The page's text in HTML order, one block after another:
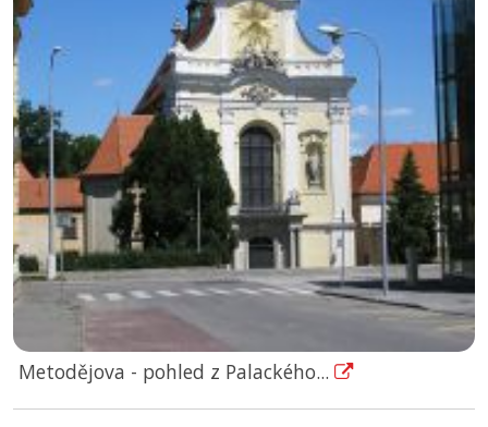
Metodějova - pohled z Palackého...